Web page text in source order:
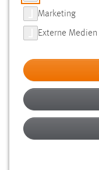
FILTER
Typ
Erstellungsdatum
Alter
Marketing
Externe Medien